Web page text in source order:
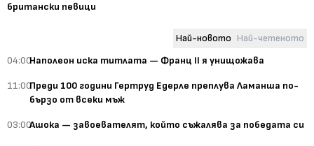
британски певици
Най-новото Най-четеното
04:00Наполеон иска титлата — Франц II я унищожава
11:00Преди 100 години Гертруд Едерле преплува Ламанша по-
бързо от всеки мъж
03:00Ашока — завоевателят, който съжалява за победата си